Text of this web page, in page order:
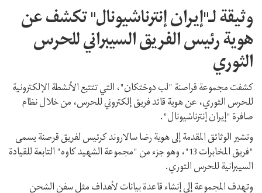
وثيقة لـ"إيران إنترناشيونال" تكشف عن
هوية رئيس الفريق السيبراني للحرس
الثوري
كشفت مجموعة قراصنة "لب دوختكان"، التي تتتبع الأنشطة الإلكترونية
للحرس الثوري، عن هوية قائد فريق إلكتروني للحرس، من خلال نظام
صافرة "إيران إنترناشيونال".
وتشير الوثائق المقدمة إلى هوية رضا سالاروند كرئيس لفريق قرصنة يسمى
"فريق المخابرات 13"، وهو جزء من "مجموعة الشهيد كاوه" التابعة للقيادة
السيبرانية للحرس الثوري.
وتهدف المجموعة إلى إنشاء قاعدة بيانات لأهداف مثل سفن الشحن